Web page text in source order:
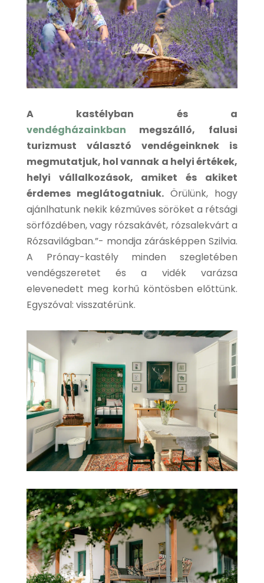
A kastélyban és a
vendégházainkban megszálló, falusi
turizmust választó vendégeinknek is
megmutatjuk, hol vannak a helyi értékek,
helyi vállalkozások, amiket és akiket
érdemes meglátogatniuk.Örülünk, hogy
ajánlhatunk nekik kézműves söröket a rétsági
sörfőzdében, vagy rózsakávét, rózsalekvárt a
Rózsavilágban.”- mondja zárásképpen Szilvia.
A Prónay-kastély minden szegletében
vendégszeretet és a vidék varázsa
elevenedett meg korhű köntösben előttünk.
Egyszóval: visszatérünk.